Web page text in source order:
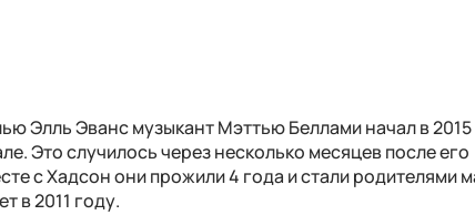
Элль Эванс музыкант Мэттью Беллами начал в
Это случилось через несколько месяцев после его
с Хадсон они прожили 4 года и стали родителями
в 2011 году.